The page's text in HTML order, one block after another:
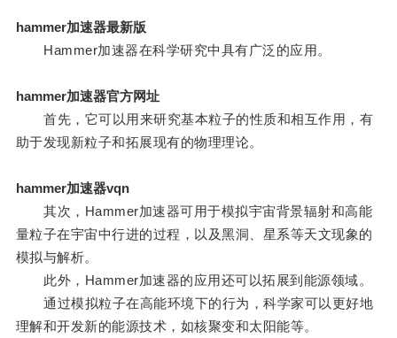
hammer加速器最新版
Hammer加速器在科学研究中具有广泛的应用。
hammer加速器官方网址
首先，它可以用来研究基本粒子的性质和相互作用，有
助于发现新粒子和拓展现有的物理理论。
hammer加速器vqn
其次，Hammer加速器可用于模拟宇宙背景辐射和高能
量粒子在宇宙中行进的过程，以及黑洞、星系等天文现象的
模拟与解析。
此外，Hammer加速器的应用还可以拓展到能源领域。
通过模拟粒子在高能环境下的行为，科学家可以更好地
理解和开发新的能源技术，如核聚变和太阳能等。